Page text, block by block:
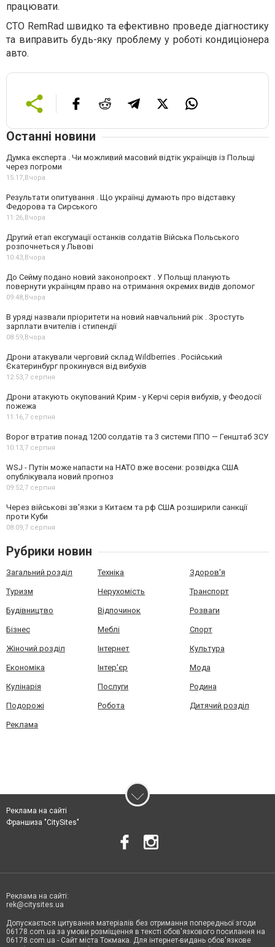
працювати.
СТО RemRadшвидко та ефективно проведе діагностику
та виправить будь-яку проблему у роботі кондиціонера
авто.
Останні новини
Думка експерта . Чи можливий масовий відтік українців із Польщі
через погроми
15:17, Вчора
Результати опитування . Що українці думають про відставку
Федорова та Сирського
11:26, Вчора
Другий етап ексгумації останків солдатів Війська Польського
розпочнеться у Львові
10:43, Вчора
До Сейму подано новий законопроєкт . У Польщі планують
повернути українцям право на отримання окремих видів допомог
09:48, Вчора
В уряді назвали пріоритети на новий навчальний рік . Зростуть
зарплати вчителів і стипендії
08:59, Вчора
Дрони атакували черговий склад Wildberries . Російський
Єкатеринбург прокинувся від вибухів
12:53,7 серпня
Дрони атакують окупований Крим - у Керчі серія вибухів, у Феодосії
пожежа
11:16,7 серпня
Ворог втратив понад 1200 солдатів та 3 системи ППО — Генштаб ЗСУ
10:13,7 серпня
WSJ - Путін може напасти на НАТО вже восени: розвідка США
опублікувала новий прогноз
09:52,7 серпня
Через військові зв'язки з Китаєм та рф США розширили санкції
проти Куби
08:09,7 серпня
Рубрики новин
Загальний розділ Техніка Здоров'я
Туризм Нерухомість Транспорт
Будівництво Відпочинок Розваги
Бізнес Меблі Спорт
Жіночий розділ Інтернет Культура
Економіка Інтер'єр Мода
Кулінарія Послуги Родина
Подорожі Робота Дитячий розділ
Реклама
Реклама на сайті
Франшиза "CitySites"
Реклама на сайті:
rek@citysites.ua
Допускається цитування матеріалів без отримання попередньої згоди
06178.com.ua за умови розміщення в тексті обов'язкового посилання на
06178.com.ua - Сайт міста Токмака. Для інтернет-видань обов'язкове